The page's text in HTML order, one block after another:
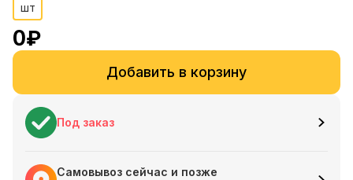
шт
0₽
Добавить в корзину
Под заказ
Самовывоз сейчас и позже